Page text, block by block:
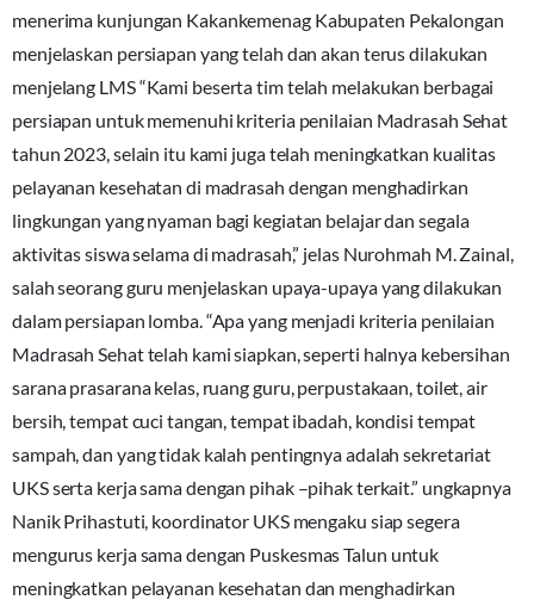
menerima kunjungan Kakankemenag Kabupaten Pekalongan
menjelaskan persiapan yang telah dan akan terus dilakukan
menjelang LMS “Kami beserta tim telah melakukan berbagai
persiapan untuk memenuhi kriteria penilaian Madrasah Sehat
tahun 2023, selain itu kami juga telah meningkatkan kualitas
pelayanan kesehatan di madrasah dengan menghadirkan
lingkungan yang nyaman bagi kegiatan belajar dan segala
aktivitas siswa selama di madrasah,” jelas Nurohmah M. Zainal,
salah seorang guru menjelaskan upaya-upaya yang dilakukan
dalam persiapan lomba. “Apa yang menjadi kriteria penilaian
Madrasah Sehat telah kami siapkan, seperti halnya kebersihan
sarana prasarana kelas, ruang guru, perpustakaan, toilet, air
bersih, tempat cuci tangan, tempat ibadah, kondisi tempat
sampah, dan yang tidak kalah pentingnya adalah sekretariat
UKS serta kerja sama dengan pihak –pihak terkait.” ungkapnya
Nanik Prihastuti, koordinator UKS mengaku siap segera
mengurus kerja sama dengan Puskesmas Talun untuk
meningkatkan pelayanan kesehatan dan menghadirkan